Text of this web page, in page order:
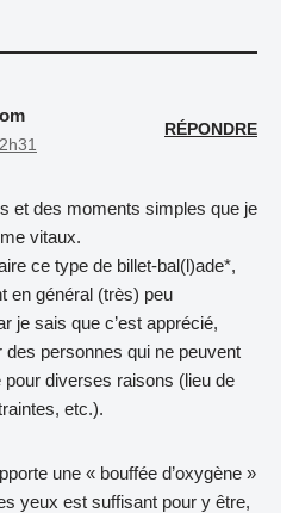
RÉPONDRE
et des moments simples que je
vitaux.
ce type de billet-bal(l)ade*,
en général (très) peu
je sais que c’est apprécié,
des personnes qui ne peuvent
pour diverses raisons (lieu de
etc.).
une « bouffée d’oxygène »
yeux est suffisant pour y être,